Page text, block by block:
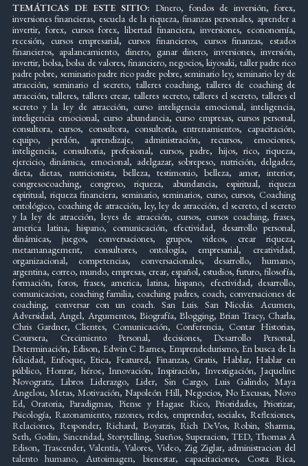
TEMÁTICAS DE ESTE SITIO: Dinero, fondos de inversión, forex,
inversiones financieras, escuela de la riqueza, finanzas personales, aprender a
invertir, forex, cursos forex, libertad financiera, inversiones, econonomía,
recesión, cursos empresarial, cursos financieros, cursos finanzas, estados
financieros, apalancamiento, dinero, ganar dinero, inversiones, inversión,
invertir, bolsa, bolsa de valores, financiero, negocios, kiyosaki, taller padre rico
padre pobre, seminario padre rico padre pobre, seminario ley, seminario ley de
atracción, seminario el secreto, talleres coaching, talleres de coaching de
atracción, talleres, talleres crear, talleres secreto, talleres el secreto, talleres el
secreto y la ley de atracción, curso inteligencia emocional, inteligencia,
inteligencia emocional, curso abundancia, curso empresas, cursos personal,
consultora, cursos, consultora, consultoría, entrenamientos, capacitación,
equipo, perdón, aprendizaje, administración, recursos, emociones,
inteligencia, consultoria, profesional, cursos, padre, hijos, rico, riqueza,
ejercicio, dinámica, emocional, adelgazar, sobrepeso, nutrición, delgadez,
dieta, dietas, nutricionista, belleza, testimonio, belleza, amor, interior,
congresocoaching, congreso, riqueza, abundancia, espiritual, riqueza
espiritual, riqueza financiera, seminario, seminarios, curso, cursos, Coaching
ontológico, coaching de atracción, ley, ley de atracción, el secreto, el secreto
y la ley de atracción, leyes de atracción, cursos, cursos coaching, frases,
america latina, hispano, comunicación, efectividad, desarrollo personal,
dinámicas, juegos, conversaciones, grupos, videos, crear riqueza,
metamanagement, consultores, ontología, empresarial, creatividad,
organizacional, competencias, conversacionales, desarrollo, humano,
argentina, correo, mundo, empresas, crear, español, estudios, futuro, filosofía,
formación, foros, frases, america, latina, hispano, efectividad, desarrollo,
comunicacion, coaching familia, coaching padres, coach, conversaciones de
coaching, conversar con un coach. San Luis. San Nicolás. Acumen,
Adversidad, Angel, Argumentos, Biografía, Blogging, Brian Tracy, Charla,
Chris Gardner, Clientes, Comunicación, Conferencia, Contar Historias,
Coursera, Crecimiento Personal, decisiones, Desarrollo Personal,
Determinación, Edison, Edwin C Barnes, Emprendedurismo, En busca de la
felicidad, Enfoque, Etica, Featured, Finanzas, Gratis, Hablar, Hablar en
público, Honrar, héroe, Innovación, Inspiración, Investigación, Jaqueline
Novogratz, Libros Liderazgo, Lider, Sin Cargo, Luis Galindo, Maya
Angelou, Metas, Motivación, Napoleón Hill, Negocios, No Excusas, Novo
Ed, Oratoria, Paradigmas, Piense y Hagase Rico, Prioridades, Priorizar,
Psicología, Razonamiento, razones, redes, emprender, sociales, Reflexiones,
Relaciones, Responder, Richard, Boyatzis, Rich DeVos, Robin, Sharma,
Seth, Godin, Sinceridad, Storytelling, Sueños, Superacion, TED, Thomas A
Edison, Trascender, Valentía, Valores, Video, Zig Ziglar, administracion del
talento humano, Autoimagen, bienestar, capacitaciones, Costa Rica,